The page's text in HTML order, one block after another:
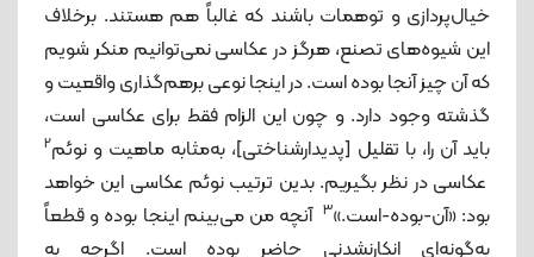
خیال‌پردازی و توهمات باشند که غالباً هم هستند. برخلاف
این شیوه‌های تصنع، هرگز در عکاسی نمی‌توانیم منکر شویم
که آن چیز آنجا بوده است. در اینجا نوعی برهم‌گذاری واقعیت و
گذشته وجود دارد. و چون این الزام فقط برای عکاسی است،
باید آن را، با تقلیل [پدیدارشناختی]، به‌مثابه ماهیت و نوئم‌‌‌‌‌‌‌‌‌‌‌‌2
عکاسی در نظر بگیریم. بدین ترتیب نوئم عکاسی این خواهد
بود: «آن-بوده-است.»3 آنچه من می‌بینم اینجا بوده و قطعاً
به‌گونه‌ای انکارنشدنی حاضر بوده است‌. اگرچه به